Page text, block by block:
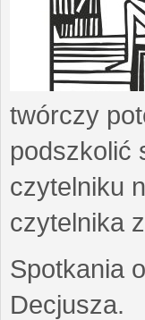
twórczy
podszkolić
czytelniku
czytelnika
Spotkania
Decjusza.